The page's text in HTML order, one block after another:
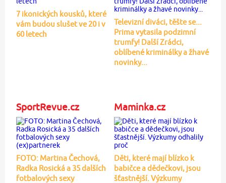
7 ikonických kousků, které
vám budou slušet ve 20 i v
60 letech
Televizní diváci, těšte se...
Prima vytasila podzimní
trumfy! Další Zrádci,
oblíbené kriminálky a žhavé
novinky...
SportRevue.cz
FOTO: Martina Čechová,
Radka Rosická a 35 dalších
fotbalových sexy
Maminka.cz
Děti, které mají blízko k
babičce a dědečkovi, jsou
šťastnější. Výzkumy